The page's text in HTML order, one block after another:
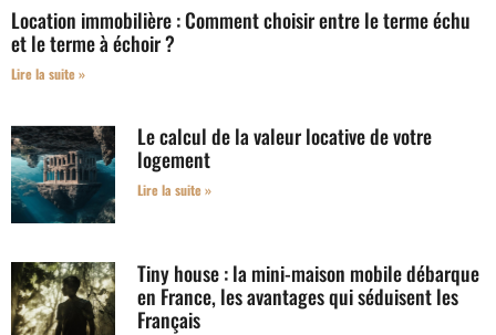
Location immobilière : Comment choisir entre le terme échu
et le terme à échoir ?
Lire la suite »
Le calcul de la valeur locative de votre
logement
Lire la suite »
Tiny house : la mini-maison mobile débarque
en France, les avantages qui séduisent les
Français